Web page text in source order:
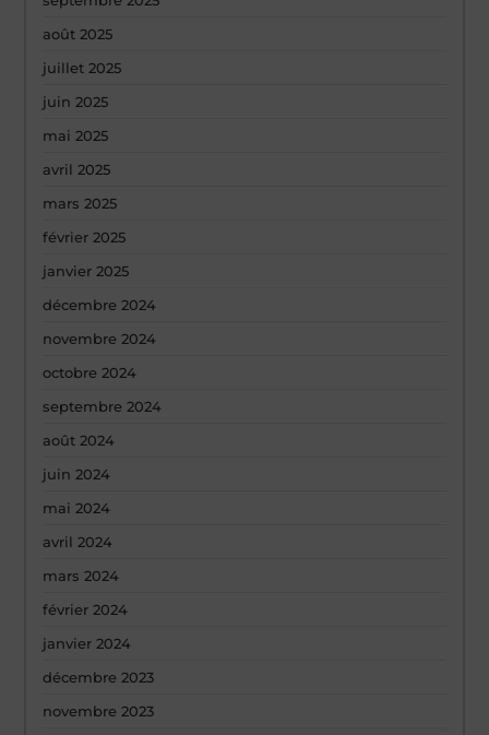
août 2025
juillet 2025
juin 2025
mai 2025
avril 2025
mars 2025
février 2025
janvier 2025
décembre 2024
novembre 2024
octobre 2024
septembre 2024
août 2024
juin 2024
mai 2024
avril 2024
mars 2024
février 2024
janvier 2024
décembre 2023
novembre 2023